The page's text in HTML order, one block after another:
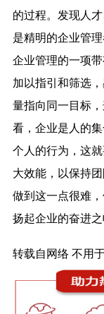
的过程。发现人
是精明的企业管
企业管理的一项
加以指引和筛选
量指向同一目标
看，企业是人的
个人的行为，这
大效能，以保持
做到这一点很难
扬起企业的奋进之
转载自网络 不用